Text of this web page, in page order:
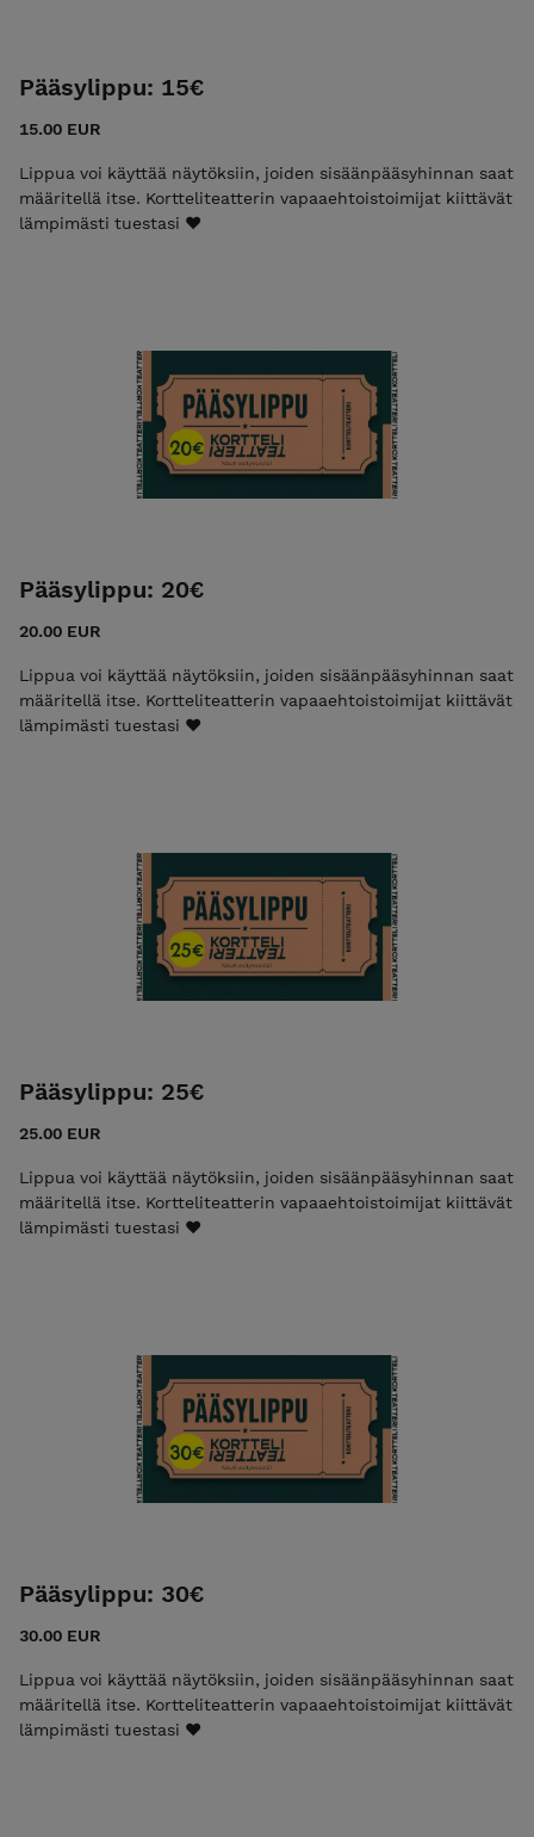
Pääsylippu: 15€
15.00 EUR
Lippua voi käyttää näytöksiin, joiden sisäänpääsyhinnan saat
määritellä itse. Kortteliteatterin vapaaehtoistoimijat kiittävät
lämpimästi tuestasi ❤️
Pääsylippu: 20€
20.00 EUR
Lippua voi käyttää näytöksiin, joiden sisäänpääsyhinnan saat
määritellä itse. Kortteliteatterin vapaaehtoistoimijat kiittävät
lämpimästi tuestasi ❤️
Pääsylippu: 25€
25.00 EUR
Lippua voi käyttää näytöksiin, joiden sisäänpääsyhinnan saat
määritellä itse. Kortteliteatterin vapaaehtoistoimijat kiittävät
lämpimästi tuestasi ❤️
Pääsylippu: 30€
30.00 EUR
Lippua voi käyttää näytöksiin, joiden sisäänpääsyhinnan saat
määritellä itse. Kortteliteatterin vapaaehtoistoimijat kiittävät
lämpimästi tuestasi ❤️